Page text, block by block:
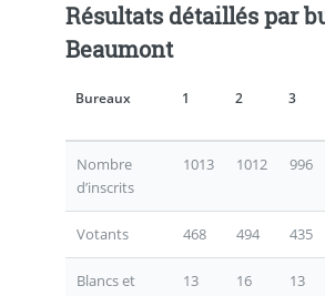
Résultats détaillés par
Beaumont
Bureaux 1 2 3
Nombre
d’inscrits
1013 1012 996
Votants 468 494 435
Blancs et
13 16 13